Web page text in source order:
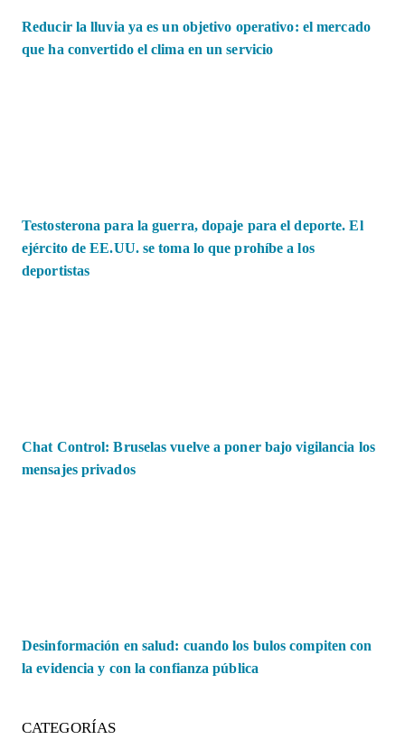
Reducir la lluvia ya es un objetivo operativo: el mercado
que ha convertido el clima en un servicio
Testosterona para la guerra, dopaje para el deporte. El
ejército de EE.UU. se toma lo que prohíbe a los
deportistas
Chat Control: Bruselas vuelve a poner bajo vigilancia los
mensajes privados
Desinformación en salud: cuando los bulos compiten con
la evidencia y con la confianza pública
CATEGORÍAS